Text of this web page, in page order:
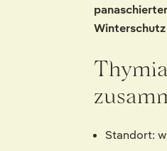
Standort: